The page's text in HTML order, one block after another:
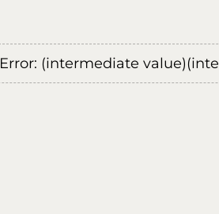
Error: (intermediate